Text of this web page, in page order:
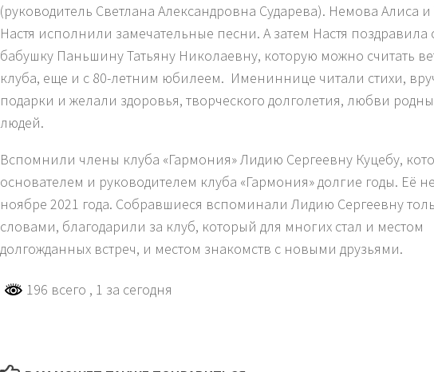
(руководитель Светлана Александровна Сударева). Немова Алиса
Настя исполнили замечательные песни. А затем Настя поздравила
бабушку Паньшину Татьяну Николаевну, которую можно считать
клуба, еще и с 80-летним юбилеем. Имениннице читали стихи,
подарки и желали здоровья, творческого долголетия, любви
людей.
Вспомнили члены клуба «Гармония» Лидию Сергеевну Куцебу,
основателем и руководителем клуба «Гармония» долгие годы. Её
ноябре 2021 года. Собравшиеся вспоминали Лидию Сергеевну
словами, благодарили за клуб, который для многих стал и местом
долгожданных встреч, и местом знакомств с новыми друзьями.
196 всего , 1 за сегодня